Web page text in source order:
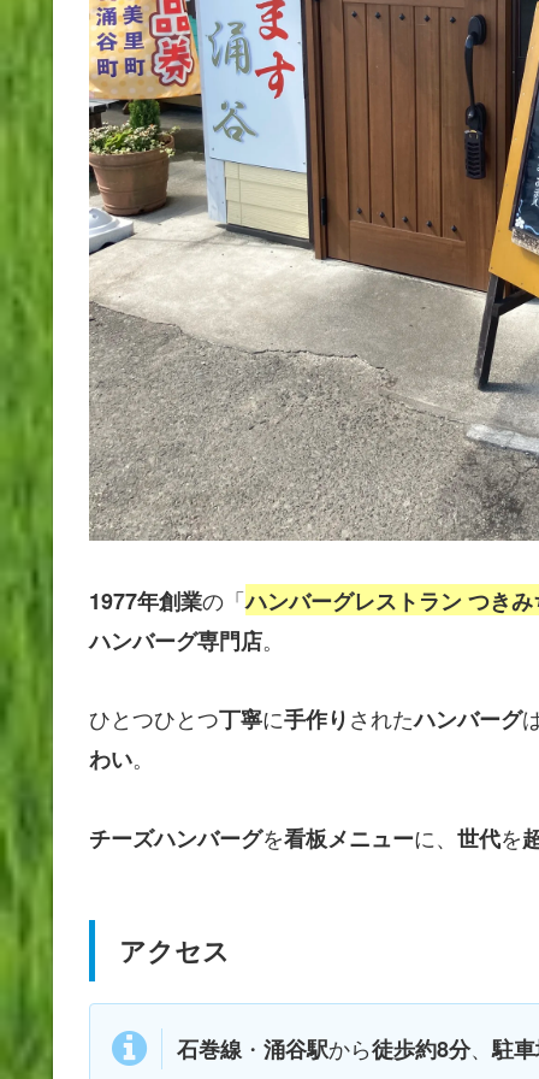
1977年創業の「ハンバーグレストラン つきみ
ハンバーグ専門店。
ひとつひとつ丁寧に手作りされたハンバーグ
わい。
チーズハンバーグを看板メニューに、 世代を
アクセス
石巻線・ 涌谷駅から徒歩約8分、駐